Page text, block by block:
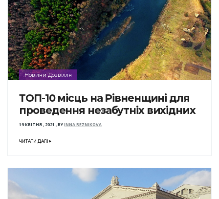
Новини Дозвілля
ТОП-10 місць на Рівненщині для
проведення незабутніх вихідних
19 КВІТНЯ , 2021 ,BYINNA REZNIKOVA
ЧИТАТИ ДАЛІ